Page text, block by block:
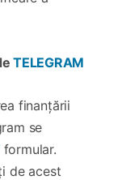
TELEGRAM
finanțării
se
formular.
de acest